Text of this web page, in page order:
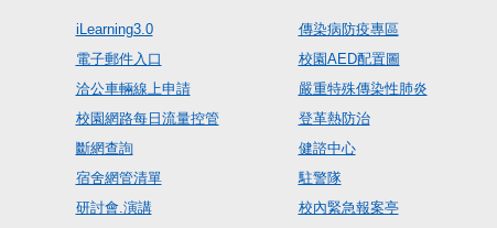
iLearning3.0
電子郵件入口
洽公車輛線上申請
校園網路每日流量控管
斷網查詢
宿舍網管清單
研討會.演講
傳染病防疫專區
校園AED配置圖
嚴重特殊傳染性肺炎
登革熱防治
健諮中心
駐警隊
校內緊急報案亭